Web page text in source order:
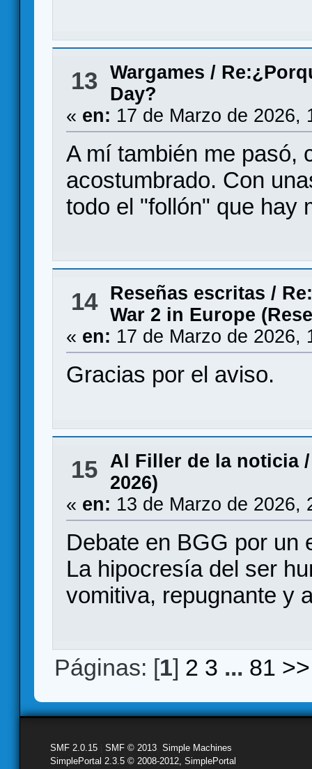
13 Wargames /
Day?
« en: 17 de Marzo de 2026,
A mí también me pasó,
acostumbrado. Con
todo el "follón" que
14 Reseñas escritas /
War 2 in Europe
« en: 17 de Marzo de 2026,
Gracias por el aviso.
15 Al Filler de la noticia
2026)
« en: 13 de Marzo de 2026,
Debate en BGG por
La hipocresía del ser
vomitiva, repugnante y
Páginas: [1] 2 3 ... 81 >>
SMF 2.0.15 SMF © 2013 Simple Machines
SimplePortal 2.3.5 © 2008-2012, SimplePortal